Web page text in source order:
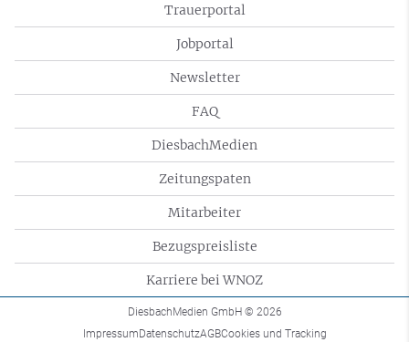
Trauerportal
Jobportal
Newsletter
FAQ
DiesbachMedien
Zeitungspaten
Mitarbeiter
Bezugspreisliste
Karriere bei WNOZ
DiesbachMedien GmbH © 2026
ImpressumDatenschutzAGBCookies und Tracking